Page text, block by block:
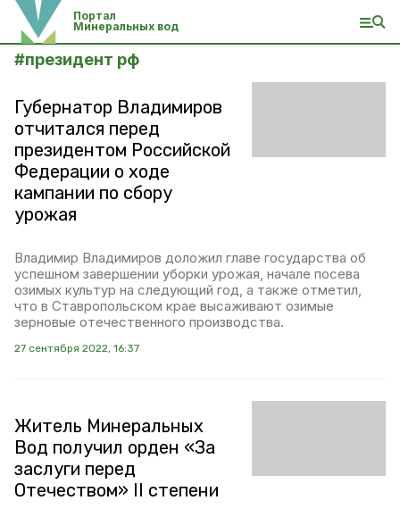
Портал
Минеральных вод
#президент рф
Губернатор Владимиров
отчитался перед
президентом Российской
Федерации о ходе
кампании по сбору
урожая
Владимир Владимиров доложил главе государства об
успешном завершении уборки урожая, начале посева
озимых культур на следующий год, а также отметил,
что в Ставропольском крае высаживают озимые
зерновые отечественного производства.
27 сентября 2022, 16:37
Житель Минеральных
Вод получил орден «За
заслуги перед
Отечеством» II степени